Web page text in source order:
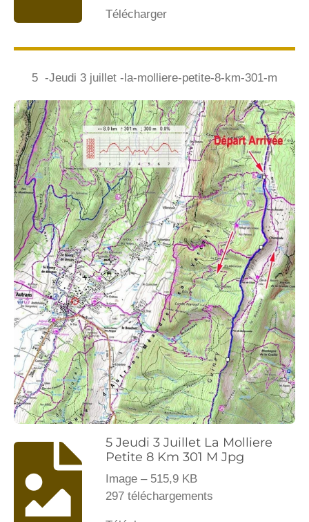
Télécharger
5 -Jeudi 3 juillet -la-molliere-petite-8-km-301-m
5 Jeudi 3 Juillet La Molliere
Petite 8 Km 301 M Jpg
Image – 515,9 KB
297 téléchargements